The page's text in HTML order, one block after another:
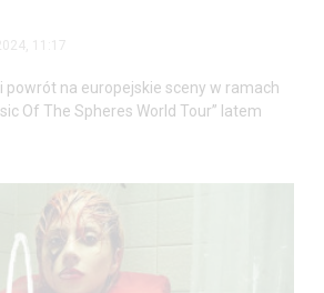
11:17
powrót na europejskie sceny w ramach
Of The Spheres World Tour” latem